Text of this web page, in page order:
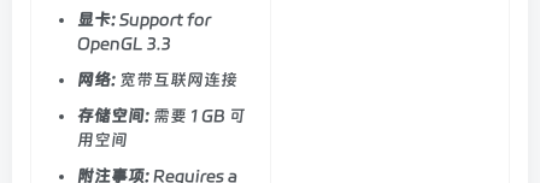
显卡: Support for
OpenGL 3.3
网络: 宽带互联网连接
存储空间: 需要 1 GB 可
用空间
附注事项:Requires a